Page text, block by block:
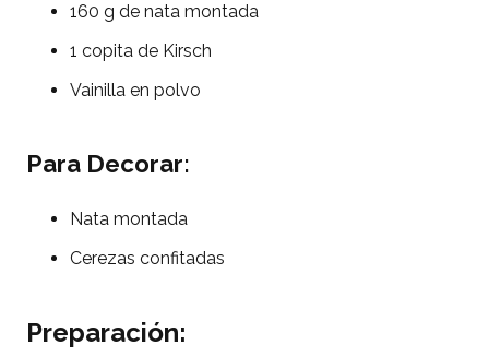
160 g de nata montada
1 copita de Kirsch
Vainilla en polvo
Para Decorar:
Nata montada
Cerezas confitadas
Preparación: